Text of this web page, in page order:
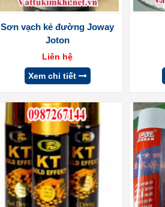
Sơn vạch kẻ đường Joway
Joton
Liên hệ
Xem chi tiết